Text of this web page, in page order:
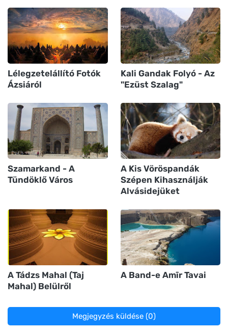
Lélegzetelállító Fotók
Ázsiáról
Kali Gandak Folyó - Az
"Ezüst Szalag"
Szamarkand - A
Tündöklő Város
A Kis Vöröspandák
Szépen Kihasználják
Alvásidejüket
A Tádzs Mahal (Taj
Mahal) Belülről
A Band-e Amīr Tavai
Megjegyzés küldése (0)